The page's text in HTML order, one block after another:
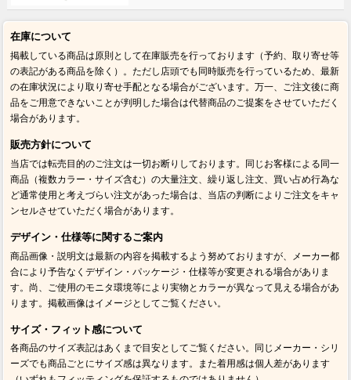
在庫について
掲載している商品は原則として在庫販売を行っております（予約、取り寄せ等
の表記がある商品を除く）。ただし店頭でも同時販売を行っているため、最新
の在庫状況により取り寄せ手配となる場合がございます。万一、ご注文後に商
品をご用意できないことが判明した場合は代替商品のご提案をさせていただく
場合があります。
販売方針について
当店では転売目的のご注文は一切お断りしております。同じお客様による同一
商品（複数カラー・サイズ含む）の大量注文、繰り返し注文、買い占め行為な
ど通常使用と考えづらい注文があった場合は、当店の判断によりご注文をキャ
ンセルさせていただく場合があります。
デザイン・仕様等に関するご案内
商品画像・説明文は最新の内容を掲載するよう努めておりますが、メーカー都
合により予告なくデザイン・パッケージ・仕様等が変更される場合がありま
す。尚、ご使用のモニタ環境等により実物とカラーが異なって見える場合があ
ります。掲載画像はイメージとしてご覧ください。
サイズ・フィット感について
各商品のサイズ表記はあくまで目安としてご覧ください。同じメーカー・シリ
ーズでも商品ごとにサイズ感は異なります。また着用感は個人差があります